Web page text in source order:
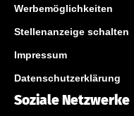
Werbemöglichkeiten
Stellenanzeige schalten
Impressum
Datenschutzerklärung
Soziale Netzwerke